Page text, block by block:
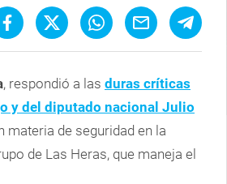
, respondió a las duras críticas
y del diputado nacional Julio
materia de seguridad en la
de Las Heras, que maneja el